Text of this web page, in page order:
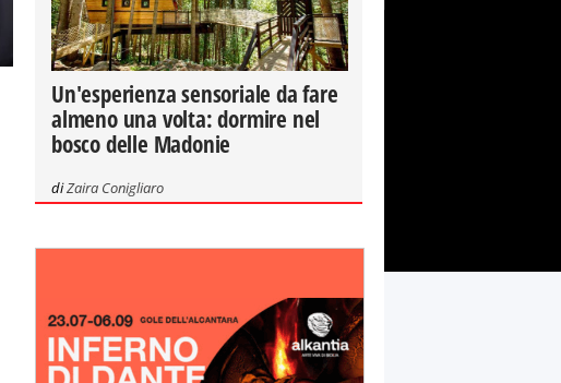
Un'esperienza sensoriale da fare
almeno una volta: dormire nel
bosco delle Madonie
diZaira Conigliaro